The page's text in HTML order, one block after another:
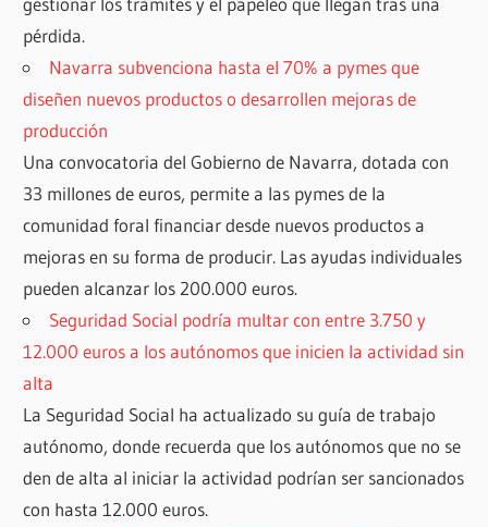
pérdida.
Navarra subvenciona hasta el 70% a pymes que
diseñen nuevos productos o desarrollen mejoras de
producción
Una convocatoria del Gobierno de Navarra, dotada con
33 millones de euros, permite a las pymes de la
comunidad foral financiar desde nuevos productos a
mejoras en su forma de producir. Las ayudas individuales
pueden alcanzar los 200.000 euros.
Seguridad Social podría multar con entre 3.750 y
12.000 euros a los autónomos que inicien la actividad sin
alta
La Seguridad Social ha actualizado su guía de trabajo
autónomo, donde recuerda que los autónomos que no se
den de alta al iniciar la actividad podrían ser sancionados
con hasta 12.000 euros.